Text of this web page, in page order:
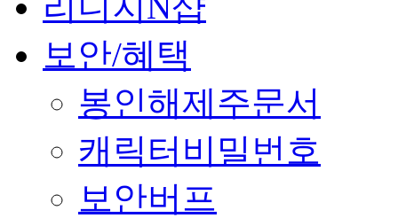
보안/혜택
봉인해제주문서
캐릭터비밀번호
보안버프